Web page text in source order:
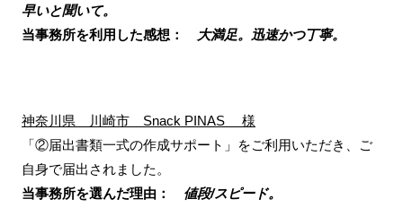
早いと聞いて。
当事務所を利用した感想：
大満足。迅速かつ丁寧。
神奈川県 川崎市 Snack PINAS 様
「②届出書類一式の作成サポート」をご利用いただき、ご
自身で届出されました。
当事務所を選んだ理由：
値段/スピード。